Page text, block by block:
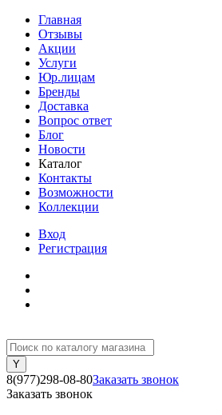
Главная
Отзывы
Акции
Услуги
Юр.лицам
Бренды
Доставка
Вопрос ответ
Блог
Новости
Каталог
Контакты
Возможности
Коллекции
Вход
Регистрация
8(977)298-08-80Заказать звонок
Заказать звонок